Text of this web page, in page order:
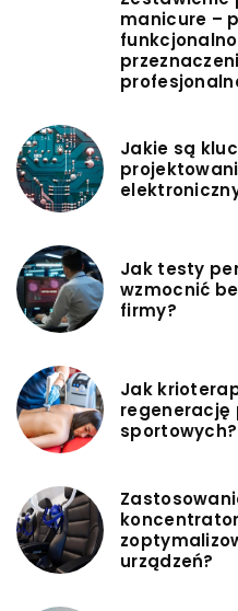
manicure –
Jakie są
Jak testy
wzmocnić
firmy?
Jak
regenerację
sportowych?
urządzeń?